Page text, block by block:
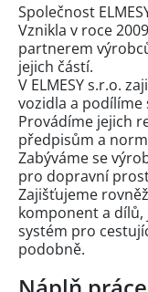
Společnost
Vznikla v roce
partnerem
jejich částí.
V ELMESY s.r.o.
vozidla a podílíme
Provádíme jejich
předpisům a
Zabýváme se
pro dopravní
Zajišťujeme
komponent a
systém pro
podobně.